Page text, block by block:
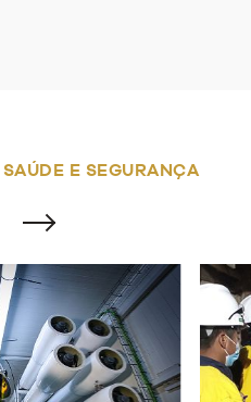
E SEGURANÇA
Change to next slide